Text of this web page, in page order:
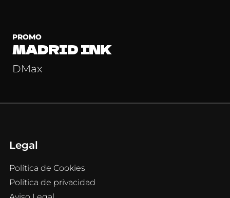
PROMO
MADRID INK
DMax
Legal
Política de Cookies
Política de privacidad